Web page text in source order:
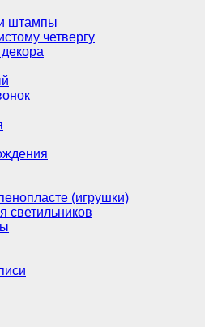
штампы
четвергу
(игрушки)
светильников